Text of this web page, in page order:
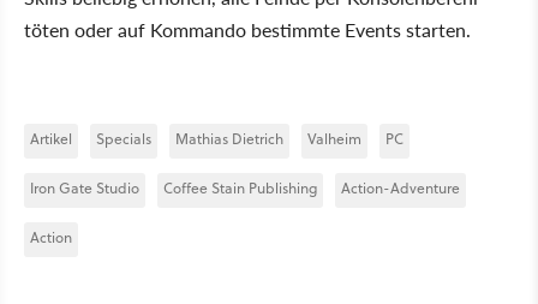
töten oder auf Kommando bestimmte Events starten.
Artikel Specials Mathias Dietrich Valheim PC
Iron Gate Studio Coffee Stain Publishing Action-Adventure
Action